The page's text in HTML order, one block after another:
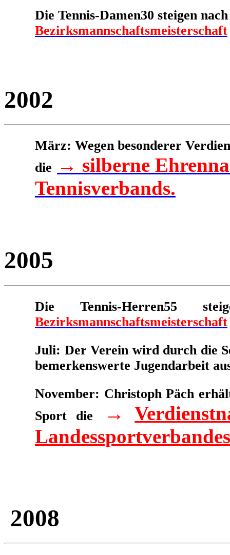
Die Tennis-Damen30 steigen
Bezirksmannschaftsmeisterschaft
2002
März: Wegen besonderer
die
→ silberne
Tennisverbands.
2005
Die Tennis-Herren55
Bezirksmannschaftsmeisterschaft
Juli: Der Verein wird durch die
bemerkenswerte Jugendarbeit
November: Christoph Päch
Sport die
→
2008